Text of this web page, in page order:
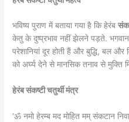
भविष्य पुराण में बताया गया है कि हेरंब
केतु के दुष्प्रभाव नहीं झेलने पड़ते.
परेशानियां दूर होती हैं और बुद्धि, बल और
को अर्घ्य देने से मानसिक तनाव से मुक्ति
हेरंब संकष्टी चतुर्थी मंत्र
‘ॐ नमो हेरम्ब मद मोहित मम् संकटान